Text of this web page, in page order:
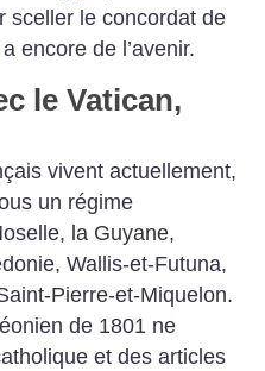
sceller le concordat de
a encore de l’avenir.
le Vatican,
vivent actuellement,
un régime
la Guyane,
Wallis-et-Futuna,
Pierre-et-Miquelon.
de 1801 ne
et des articles